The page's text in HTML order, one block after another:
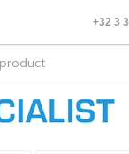
+32 3